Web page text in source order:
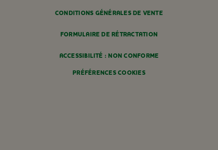
CONDITIONS GÉNÉRALES DE VENTE
FORMULAIRE DE RÉTRACTATION
ACCESSIBILITÉ : NON CONFORME
PRÉFÉRENCES COOKIES